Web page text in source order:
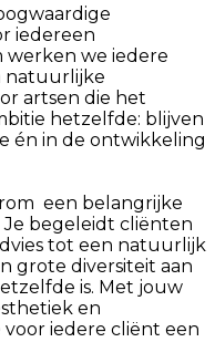
iedereen
werken we iedere
natuurlijke
artsen die het
hetzelfde: blijven
én in de ontwikkeling
een belangrijke
begeleidt cliënten
tot een natuurlijk
grote diversiteit aan
is. Met jouw
en
iedere cliënt een